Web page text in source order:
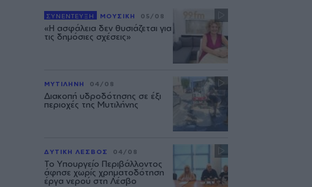
ΣΥΝΕΝΤΕΥΞΗ ΜΟΥΣΙΚΗ 05/08
«Η ασφάλεια δεν θυσιάζεται για
τις δημόσιες σχέσεις»
ΜΥΤΙΛΗΝΗ 04/08
Διακοπή υδροδότησης σε έξι
περιοχές της Μυτιλήνης
ΔΥΤΙΚΗ ΛΕΣΒΟΣ 04/08
Το Υπουργείο Περιβάλλοντος
άφησε χωρίς χρηματοδότηση
έργα νερού στη Λέσβο